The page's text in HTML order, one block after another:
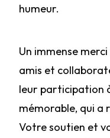
humeur.
Un immense
amis et
leur participation
mémorable, qui a
Votre soutien et